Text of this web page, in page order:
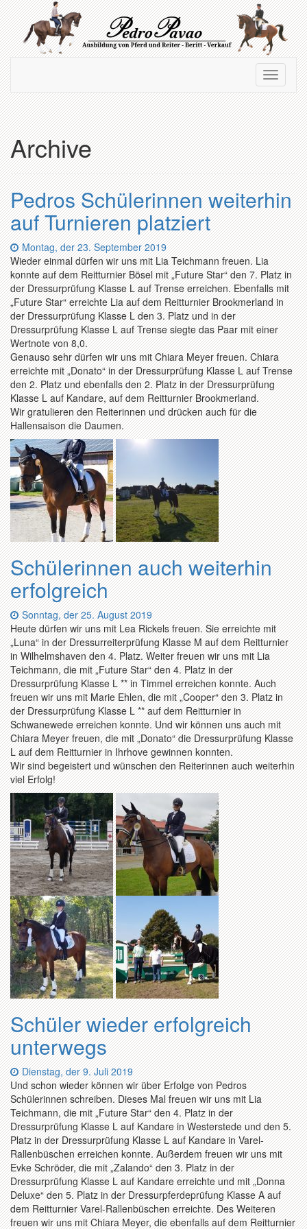
Zum
Hauptinhalt
springen
ein-/
Archive
Pedros Schülerinnen weiterhin
auf Turnieren platziert
Datum:
Montag, der 23. September 2019
Wieder einmal dürfen wir uns mit Lia Teichmann freuen. Lia
konnte auf dem Reitturnier Bösel mit „Future Star“ den 7. Platz in
der Dressurprüfung Klasse L auf Trense erreichen. Ebenfalls mit
„Future Star“ erreichte Lia auf dem Reitturnier Brookmerland in
der Dressurprüfung Klasse L den 3. Platz und in der
Dressurprüfung Klasse L auf Trense siegte das Paar mit einer
Wertnote von 8,0.
Genauso sehr dürfen wir uns mit Chiara Meyer freuen. Chiara
erreichte mit „Donato“ in der Dressurprüfung Klasse L auf Trense
den 2. Platz und ebenfalls den 2. Platz in der Dressurprüfung
Klasse L auf Kandare, auf dem Reitturnier Brookmerland.
Wir gratulieren den Reiterinnen und drücken auch für die
Hallensaison die Daumen.
Schülerinnen auch weiterhin
erfolgreich
Datum:
Sonntag, der 25. August 2019
Heute dürfen wir uns mit Lea Rickels freuen. Sie erreichte mit
„Luna“ in der Dressurreiterprüfung Klasse M auf dem Reitturnier
in Wilhelmshaven den 4. Platz. Weiter freuen wir uns mit Lia
Teichmann, die mit „Future Star“ den 4. Platz in der
Dressurprüfung Klasse L ** in Timmel erreichen konnte. Auch
freuen wir uns mit Marie Ehlen, die mit „Cooper“ den 3. Platz in
der Dressurprüfung Klasse L ** auf dem Reitturnier in
Schwanewede erreichen konnte. Und wir können uns auch mit
Chiara Meyer freuen, die mit „Donato“ die Dressurprüfung Klasse
L auf dem Reitturnier in Ihrhove gewinnen konnten.
Wir sind begeistert und wünschen den Reiterinnen auch weiterhin
viel Erfolg!
Schüler wieder erfolgreich
unterwegs
Datum:
Dienstag, der 9. Juli 2019
Und schon wieder können wir über Erfolge von Pedros
Schülerinnen schreiben. Dieses Mal freuen wir uns mit Lia
Teichmann, die mit „Future Star“ den 4. Platz in der
Dressurprüfung Klasse L auf Kandare in Westerstede und den 5.
Platz in der Dressurprüfung Klasse L auf Kandare in Varel-
Rallenbüschen erreichen konnte. Außerdem freuen wir uns mit
Evke Schröder, die mit „Zalando“ den 3. Platz in der
Dressurprüfung Klasse L auf Kandare erreichte und mit „Donna
Deluxe“ den 5. Platz in der Dressurpferdeprüfung Klasse A auf
dem Reitturnier Varel-Rallenbüschen erreichte. Des Weiteren
freuen wir uns mit Chiara Meyer, die ebenfalls auf dem Reitturnier